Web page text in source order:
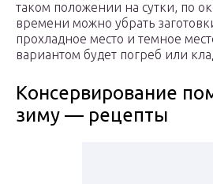
таком положении на сутки, по
времени можно убрать
прохладное место и темное
вариантом будет погреб или
Консервирование
зиму — рецепты